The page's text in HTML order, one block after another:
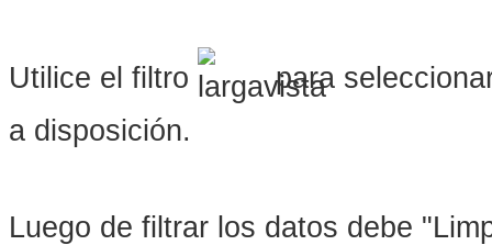
Utilice el filtro
para
a disposición.
Luego de filtrar los datos debe